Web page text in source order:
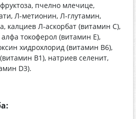
пчелно млечице,
Л-метионин, Л-глутамин,
калциев Л-аскорбат (витамин С),
токоферол (витамин Е),
хидрохлорид (витамин В6),
В1), натриев селенит,
D3).